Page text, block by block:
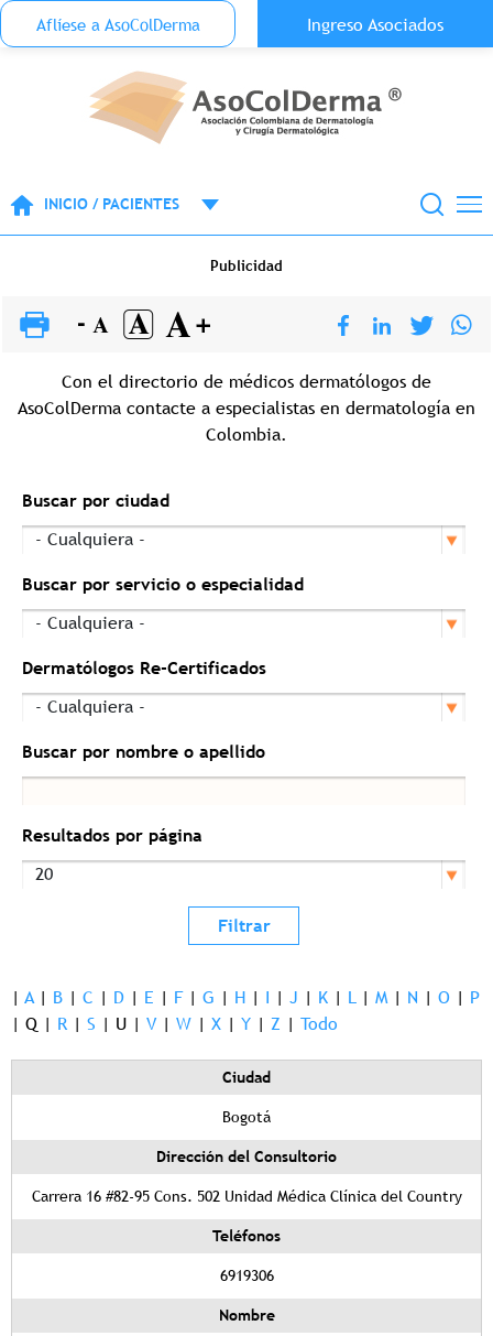
Pasar al contenido principal
Menu Top Anónimo
Aflíese a AsoColDerma Ingreso Asociados
INICIO / PACIENTES
Publicidad
Con el directorio de médicos dermatólogos de
AsoColDerma contacte a especialistas en dermatología en
Colombia.
Buscar por ciudad
Buscar por servicio o especialidad
Dermatólogos Re-Certificados
Buscar por nombre o apellido
Resultados por página
| A | B | C | D | E | F | G | H | I | J | K | L | M | N | O | P
| Q | R | S | U | V | W | X | Y | Z | Todo
Ciudad
Bogotá
Dirección del Consultorio
Carrera 16 #82-95 Cons. 502 Unidad Médica Clínica del Country
Teléfonos
6919306
Nombre